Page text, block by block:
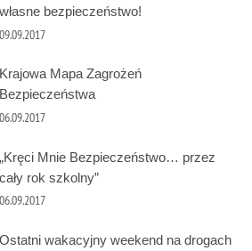
własne bezpieczeństwo!
09.09.2017
Krajowa Mapa Zagrożeń
Bezpieczeństwa
06.09.2017
„Kręci Mnie Bezpieczeństwo… przez
cały rok szkolny”
06.09.2017
Ostatni wakacyjny weekend na drogach